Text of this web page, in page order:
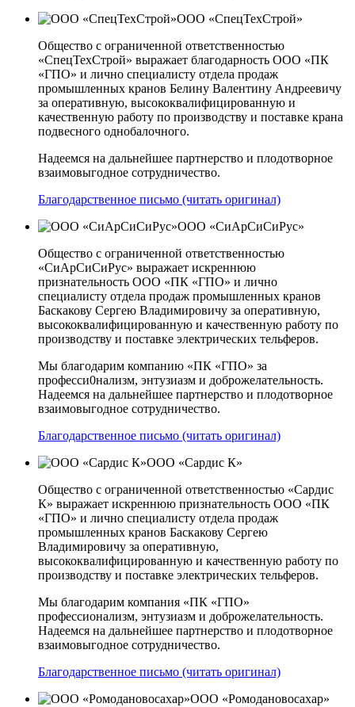
ООО «СпецТехСтрой»
Общество с ограниченной ответственностью
«СпецТехСтрой» выражает благодарность ООО «ПК
«ГПО» и лично специалисту отдела продаж
промышленных кранов Белину Валентину Андреевичу
за оперативную, высококвалифицированную и
качественную работу по производству и поставке крана
подвесного однобалочного.
Надеемся на дальнейшее партнерство и плодотворное
взаимовыгодное сотрудничество.
Благодарственное письмо (читать оригинал)
ООО «СиАрСиСиРус»
Общество с ограниченной ответственностью
«СиАрСиСиРус» выражает искреннюю
признательность ООО «ПК «ГПО» и лично
специалисту отдела продаж промышленных кранов
Баскакову Сергею Владимировичу за оперативную,
высококвалифицированную и качественную работу по
производству и поставке электрических тельферов.
Мы благодарим компанию «ПК «ГПО» за
професси0нализм, энтузиазм и доброжелательность.
Надеемся на дальнейшее партнерство и плодотворное
взаимовыгодное сотрудничество.
Благодарственное письмо (читать оригинал)
ООО «Сардис К»
Общество с ограниченной ответственностью «Сардис
К» выражает искреннюю признательность ООО «ПК
«ГПО» и лично специалисту отдела продаж
промышленных кранов Баскакову Сергею
Владимировичу за оперативную,
высококвалифицированную и качественную работу по
производству и поставке электрических тельферов.
Мы благодарим компания «ПК «ГПО»
профессионализм, энтузиазм и доброжелательность.
Надеемся на дальнейшее партнерство и плодотворное
взаимовыгодное сотрудничество.
Благодарственное письмо (читать оригинал)
ООО «Ромодановосахар»